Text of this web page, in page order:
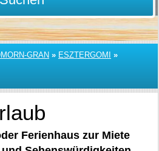
GRAN » ESZTERGOMI »
Ferienhaus zur Miete